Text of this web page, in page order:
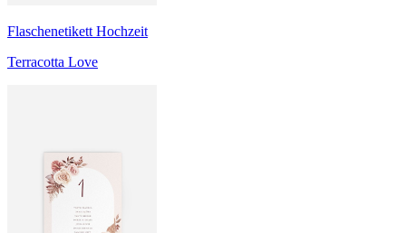
Flaschenetikett Hochzeit
Terracotta Love